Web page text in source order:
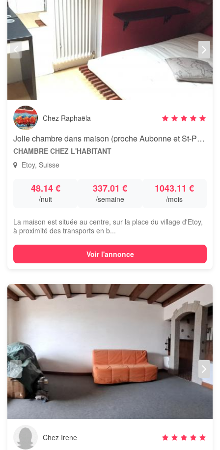
Chez Raphaëla
Jolie chambre dans maison (proche Aubonne et St-Prex)
CHAMBRE CHEZ L'HABITANT
Etoy, Suisse
48.14 €
/nuit
337.01 €
/semaine
1043.11 €
/mois
La maison est située au centre, sur la place du village d'Etoy,
à proximité des transports en b...
Voir l'annonce
Chez Irene